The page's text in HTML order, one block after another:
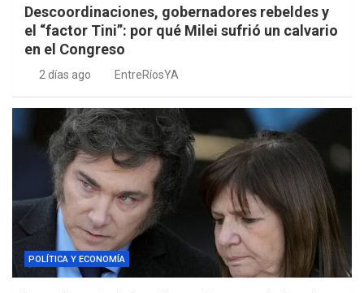
Descoordinaciones, gobernadores rebeldes y
el “factor Tini”: por qué Milei sufrió un calvario
en el Congreso
2 días ago EntreRíosYA
POLÍTICA Y ECONOMÍA